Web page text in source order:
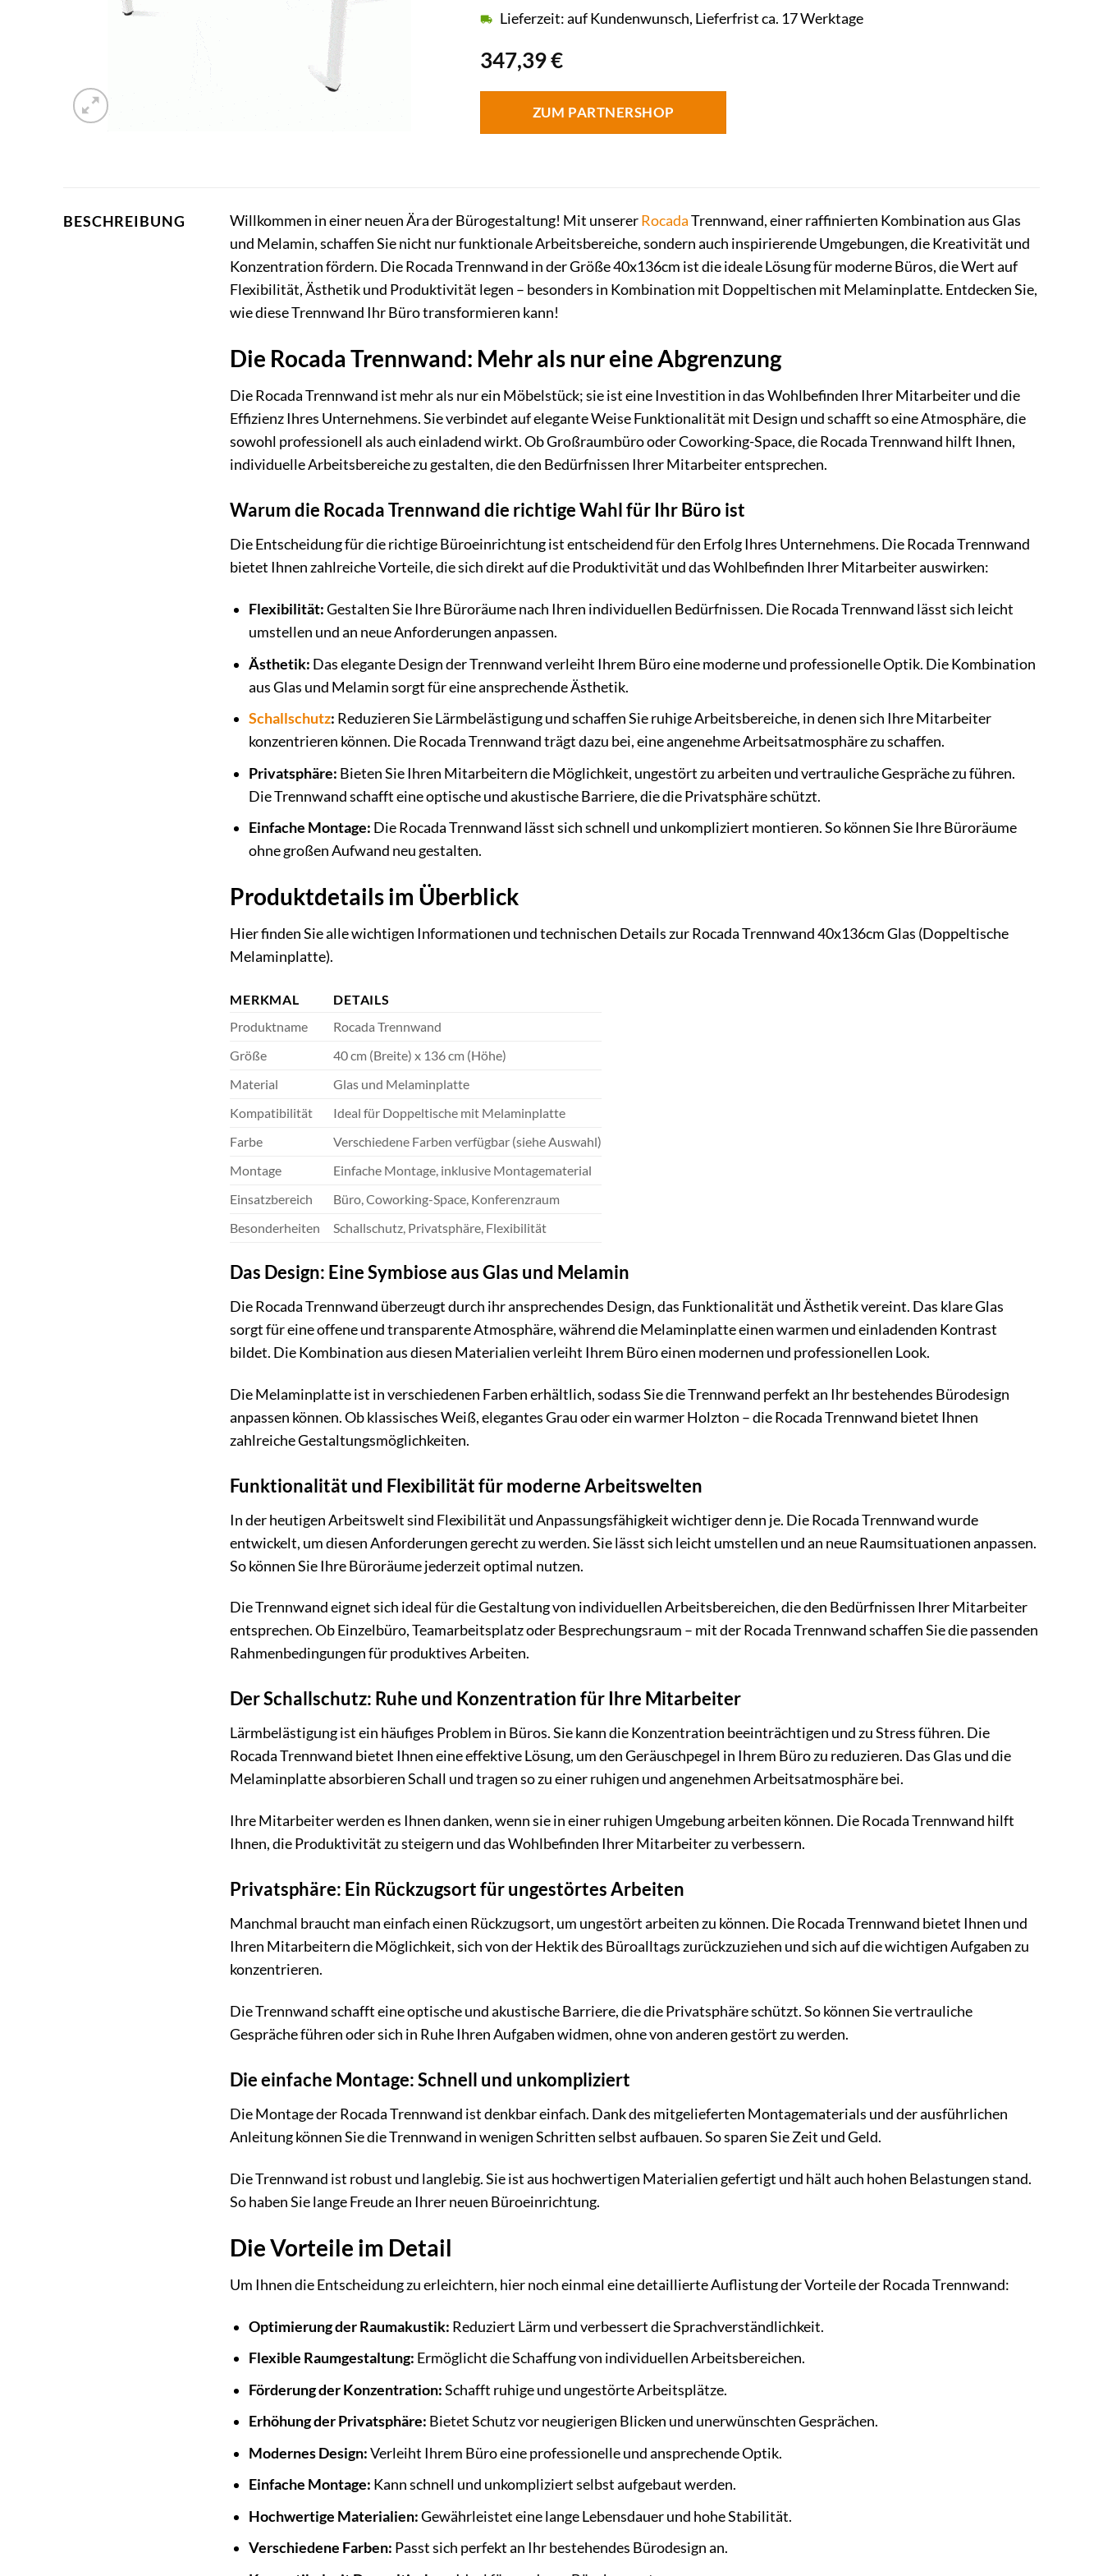
347,39€
Lieferzeit: auf Kundenwunsch, Lieferfrist ca. 17 Werktage
ZUM PARTNERSHOP
BESCHREIBUNG Willkommen in einer neuen Ära der Bürogestaltung! Mit unsererRocadaTrennwand, einer raffinierten Kombination aus Glas
und Melamin, schaffen Sie nicht nur funktionale Arbeitsbereiche, sondern auch inspirierende Umgebungen, die Kreativität und
Konzentration fördern. Die Rocada Trennwand in der Größe 40x136cm ist die ideale Lösung für moderne Büros, die Wert auf
Flexibilität, Ästhetik und Produktivität legen – besonders in Kombination mit Doppeltischen mit Melaminplatte. Entdecken Sie,
wie diese Trennwand Ihr Büro transformieren kann!
Die Rocada Trennwand: Mehr als nur eine Abgrenzung
Die Rocada Trennwand ist mehr als nur ein Möbelstück; sie ist eine Investition in das Wohlbefinden Ihrer Mitarbeiter und die
Effizienz Ihres Unternehmens. Sie verbindet auf elegante Weise Funktionalität mit Design und schafft so eine Atmosphäre, die
sowohl professionell als auch einladend wirkt. Ob Großraumbüro oder Coworking-Space, die Rocada Trennwand hilft Ihnen,
individuelle Arbeitsbereiche zu gestalten, die den Bedürfnissen Ihrer Mitarbeiter entsprechen.
Warum die Rocada Trennwand die richtige Wahl für Ihr Büro ist
Die Entscheidung für die richtige Büroeinrichtung ist entscheidend für den Erfolg Ihres Unternehmens. Die Rocada Trennwand
bietet Ihnen zahlreiche Vorteile, die sich direkt auf die Produktivität und das Wohlbefinden Ihrer Mitarbeiter auswirken:
Flexibilität:Gestalten Sie Ihre Büroräume nach Ihren individuellen Bedürfnissen. Die Rocada Trennwand lässt sich leicht
umstellen und an neue Anforderungen anpassen.
Ästhetik: Das elegante Design der Trennwand verleiht Ihrem Büro eine moderne und professionelle Optik. Die Kombination
aus Glas und Melamin sorgt für eine ansprechende Ästhetik.
Schallschutz: Reduzieren Sie Lärmbelästigung und schaffen Sie ruhige Arbeitsbereiche, in denen sich Ihre Mitarbeiter
konzentrieren können. Die Rocada Trennwand trägt dazu bei, eine angenehme Arbeitsatmosphäre zu schaffen.
Privatsphäre: Bieten Sie Ihren Mitarbeitern die Möglichkeit, ungestört zu arbeiten und vertrauliche Gespräche zu führen.
Die Trennwand schafft eine optische und akustische Barriere, die die Privatsphäre schützt.
Einfache Montage: Die Rocada Trennwand lässt sich schnell und unkompliziert montieren. So können Sie Ihre Büroräume
ohne großen Aufwand neu gestalten.
Produktdetails im Überblick
Hier finden Sie alle wichtigen Informationen und technischen Details zur Rocada Trennwand 40x136cm Glas (Doppeltische
Melaminplatte).
MERKMAL
DETAILS
Produktname
Rocada Trennwand
Größe
40 cm (Breite) x 136 cm (Höhe)
Material
Glas und Melaminplatte
Kompatibilität
Ideal für Doppeltische mit Melaminplatte
Farbe
Verschiedene Farben verfügbar (siehe Auswahl)
Montage
Einfache Montage, inklusive Montagematerial
Einsatzbereich
Büro, Coworking-Space, Konferenzraum
Besonderheiten
Schallschutz, Privatsphäre, Flexibilität
Das Design: Eine Symbiose aus Glas und Melamin
Die Rocada Trennwand überzeugt durch ihr ansprechendes Design, das Funktionalität und Ästhetik vereint. Das klare Glas
sorgt für eine offene und transparente Atmosphäre, während die Melaminplatte einen warmen und einladenden Kontrast
bildet. Die Kombination aus diesen Materialien verleiht Ihrem Büro einen modernen und professionellen Look.
Die Melaminplatte ist in verschiedenen Farben erhältlich, sodass Sie die Trennwand perfekt an Ihr bestehendes Bürodesign
anpassen können. Ob klassisches Weiß, elegantes Grau oder ein warmer Holzton – die Rocada Trennwand bietet Ihnen
zahlreiche Gestaltungsmöglichkeiten.
Funktionalität und Flexibilität für moderne Arbeitswelten
In der heutigen Arbeitswelt sind Flexibilität und Anpassungsfähigkeit wichtiger denn je. Die Rocada Trennwand wurde
entwickelt, um diesen Anforderungen gerecht zu werden. Sie lässt sich leicht umstellen und an neue Raumsituationen anpassen.
So können Sie Ihre Büroräume jederzeit optimal nutzen.
Die Trennwand eignet sich ideal für die Gestaltung von individuellen Arbeitsbereichen, die den Bedürfnissen Ihrer Mitarbeiter
entsprechen. Ob Einzelbüro, Teamarbeitsplatz oder Besprechungsraum – mit der Rocada Trennwand schaffen Sie die passenden
Rahmenbedingungen für produktives Arbeiten.
Der Schallschutz: Ruhe und Konzentration für Ihre Mitarbeiter
Lärmbelästigung ist ein häufiges Problem in Büros. Sie kann die Konzentration beeinträchtigen und zu Stress führen. Die
Rocada Trennwand bietet Ihnen eine effektive Lösung, um den Geräuschpegel in Ihrem Büro zu reduzieren. Das Glas und die
Melaminplatte absorbieren Schall und tragen so zu einer ruhigen und angenehmen Arbeitsatmosphäre bei.
Ihre Mitarbeiter werden es Ihnen danken, wenn sie in einer ruhigen Umgebung arbeiten können. Die Rocada Trennwand hilft
Ihnen, die Produktivität zu steigern und das Wohlbefinden Ihrer Mitarbeiter zu verbessern.
Privatsphäre: Ein Rückzugsort für ungestörtes Arbeiten
Manchmal braucht man einfach einen Rückzugsort, um ungestört arbeiten zu können. Die Rocada Trennwand bietet Ihnen und
Ihren Mitarbeitern die Möglichkeit, sich von der Hektik des Büroalltags zurückzuziehen und sich auf die wichtigen Aufgaben zu
konzentrieren.
Die Trennwand schafft eine optische und akustische Barriere, die die Privatsphäre schützt. So können Sie vertrauliche
Gespräche führen oder sich in Ruhe Ihren Aufgaben widmen, ohne von anderen gestört zu werden.
Die einfache Montage: Schnell und unkompliziert
Die Montage der Rocada Trennwand ist denkbar einfach. Dank des mitgelieferten Montagematerials und der ausführlichen
Anleitung können Sie die Trennwand in wenigen Schritten selbst aufbauen. So sparen Sie Zeit und Geld.
Die Trennwand ist robust und langlebig. Sie ist aus hochwertigen Materialien gefertigt und hält auch hohen Belastungen stand.
So haben Sie lange Freude an Ihrer neuen Büroeinrichtung.
Die Vorteile im Detail
Um Ihnen die Entscheidung zu erleichtern, hier noch einmal eine detaillierte Auflistung der Vorteile der Rocada Trennwand:
Optimierung der Raumakustik: Reduziert Lärm und verbessert die Sprachverständlichkeit.
Flexible Raumgestaltung: Ermöglicht die Schaffung von individuellen Arbeitsbereichen.
Förderung der Konzentration:Schafft ruhige und ungestörte Arbeitsplätze.
Erhöhung der Privatsphäre: Bietet Schutz vor neugierigen Blicken und unerwünschten Gesprächen.
Modernes Design:Verleiht Ihrem Büro eine professionelle und ansprechende Optik.
Einfache Montage: Kann schnell und unkompliziert selbst aufgebaut werden.
Hochwertige Materialien:Gewährleistet eine lange Lebensdauer und hohe Stabilität.
Verschiedene Farben: Passt sich perfekt an Ihr bestehendes Bürodesign an.